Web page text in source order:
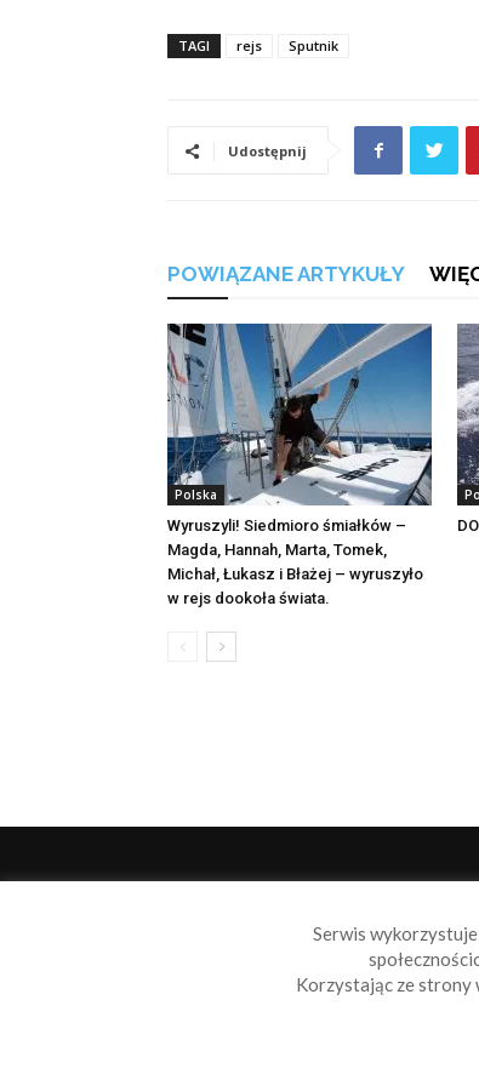
TAGI rejs Sputnik
Udostępnij
POWIĄZANE ARTYKUŁY
Polska
Wyruszyli! Siedmioro śmiałków –
Magda, Hannah, Marta, Tomek,
Michał, Łukasz i Błażej – wyruszyło
w rejs dookoła świata.
Serwis
Korzystając ze strony